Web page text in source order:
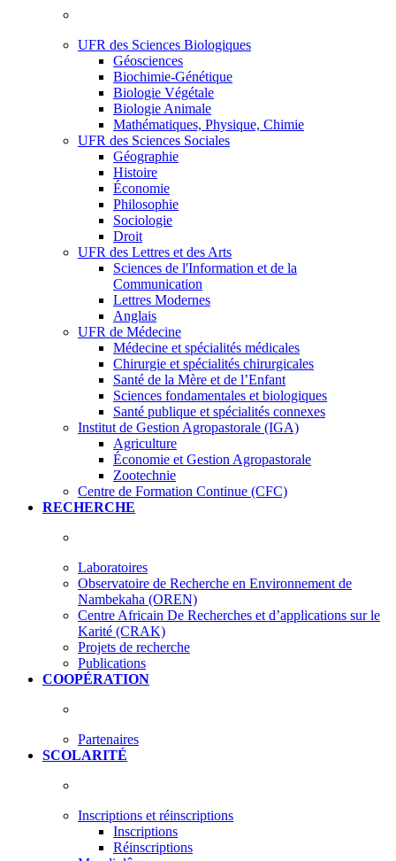
UFR des Sciences Biologiques
Géosciences
Biochimie-Génétique
Biologie Végétale
Biologie Animale
Mathématiques, Physique, Chimie
UFR des Sciences Sociales
Géographie
Histoire
Économie
Philosophie
Sociologie
Droit
UFR des Lettres et des Arts
Sciences de l'Information et de la
Communication
Lettres Modernes
Anglais
UFR de Médecine
Médecine et spécialités médicales
Chirurgie et spécialités chirurgicales
Santé de la Mère et de l’Enfant
Sciences fondamentales et biologiques
Santé publique et spécialités connexes
Institut de Gestion Agropastorale (IGA)
Agriculture
Économie et Gestion Agropastorale
Zootechnie
Centre de Formation Continue (CFC)
RECHERCHE
Laboratoires
Observatoire de Recherche en Environnement de
Nambekaha (OREN)
Centre Africain De Recherches et d’applications sur le
Karité (CRAK)
Projets de recherche
Publications
COOPÉRATION
Partenaires
SCOLARITÉ
Inscriptions et réinscriptions
Inscriptions
Réinscriptions